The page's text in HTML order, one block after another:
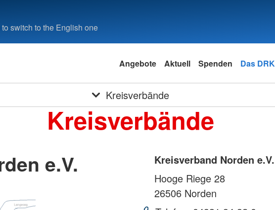
switch to the English one
Angebote Aktuell Spenden Das DRK
Kreisverbände
Kreisverbände
e.V.
Kreisverband Norden e.V.
Hooge Riege 28
26506 Norden